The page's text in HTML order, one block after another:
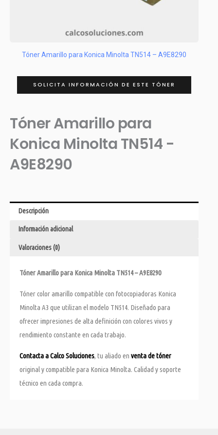
Tóner Amarillo para Konica Minolta TN514 – A9E8290
SOLICITA INFORMACIÓN DE ESTE TÓNER
Tóner Amarillo para
Konica Minolta TN514 -
A9E8290
Descripción
Información adicional
Valoraciones (0)
Tóner Amarillo para Konica Minolta TN514 – A9E8290
Tóner color amarillo compatible con fotocopiadoras Konica
Minolta A3 que utilizan el modelo TN514. Diseñado para
ofrecer impresiones de alta definición con colores vivos y
rendimiento constante en cada trabajo.
Contacta a Calco Soluciones, tu aliado en venta de tóner
original y compatible para Konica Minolta. Calidad y soporte
técnico en cada compra.